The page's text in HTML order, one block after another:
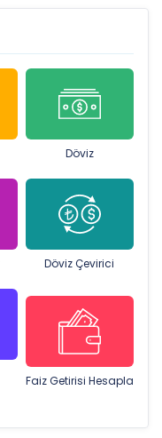
Döviz
Döviz Çevirici
Faiz Getirisi Hesapla